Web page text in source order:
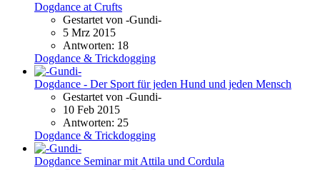
Dogdance at Crufts
Gestartet von -Gundi-
5 Mrz 2015
Antworten: 18
Dogdance & Trickdogging
Dogdance - Der Sport für jeden Hund und jeden Mensch
Gestartet von -Gundi-
10 Feb 2015
Antworten: 25
Dogdance & Trickdogging
Dogdance Seminar mit Attila und Cordula